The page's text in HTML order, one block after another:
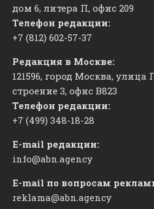
дом 6, литера П, офис 209
Телефон редакции:
+7 (812) 602-57-37
Редакция в Москве:
121596, город Москва, улица
строение 3, офис ​В823
Телефон редакции:
+7 (499) 348-18-28
E-mail редакции:
info@abn.agency
E-mail по вопросам
reklama@abn.agency